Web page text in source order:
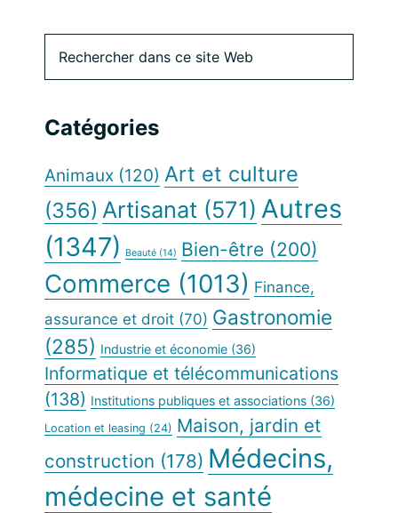
Barre
latérale
principale
dans
Web
Catégories
Animaux (120) Art et culture
(356) Artisanat (571) Autres
(1347)
Beauté (14) Bien-être (200)
Commerce (1013) Finance,
assurance et droit (70) Gastronomie
(285) Industrie et économie (36)
Informatique et télécommunications
(138) Institutions publiques et associations (36)
Location et leasing (24) Maison, jardin et
construction (178) Médecins,
médecine et santé